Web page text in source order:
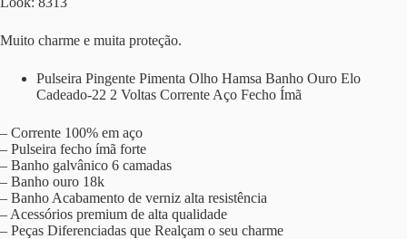
Muito charme e muita proteção.
Pulseira Pingente Pimenta Olho Hamsa Banho Ouro Elo
Cadeado-22 2 Voltas Corrente Aço Fecho Ímã
– Corrente 100% em aço
– Pulseira fecho ímã forte
– Banho galvânico 6 camadas
– Banho ouro 18k
– Banho Acabamento de verniz alta resistência
– Acessórios premium de alta qualidade
– Peças Diferenciadas que Realçam o seu charme